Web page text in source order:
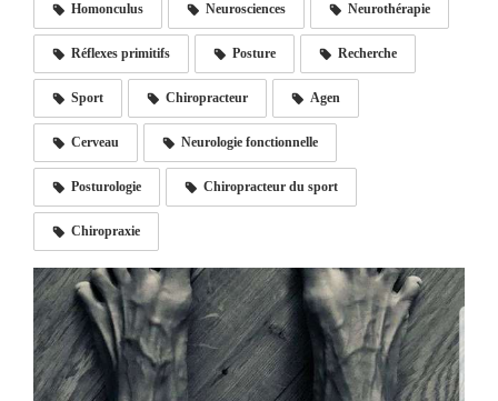
Homonculus Neurosciences Neurothérapie
Réflexes primitifs Posture Recherche
Sport Chiropracteur Agen
Cerveau Neurologie fonctionnelle
Posturologie Chiropracteur du sport
Chiropraxie